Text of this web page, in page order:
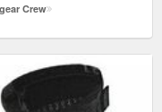
Crew